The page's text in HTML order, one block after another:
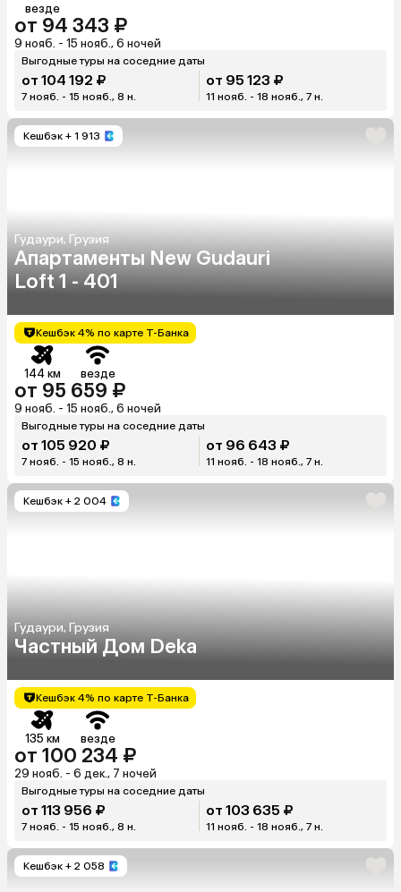
везде
от 94 343 ₽
9 нояб. - 15 нояб., 6 ночей
Выгодные туры на соседние даты
от 104 192 ₽
7 нояб. - 15 нояб., 8 н.
от 95 123 ₽
11 нояб. - 18 нояб., 7 н.
Кешбэк + 1 913
Гудаури, Грузия
Апартаменты New Gudauri
Loft 1 - 401
Кешбэк 4% по карте Т-Банка
144 км везде
от 95 659 ₽
9 нояб. - 15 нояб., 6 ночей
Выгодные туры на соседние даты
от 105 920 ₽
7 нояб. - 15 нояб., 8 н.
от 96 643 ₽
11 нояб. - 18 нояб., 7 н.
Кешбэк + 2 004
Гудаури, Грузия
Частный Дом Deka
Кешбэк 4% по карте Т-Банка
135 км везде
от 100 234 ₽
29 нояб. - 6 дек., 7 ночей
Выгодные туры на соседние даты
от 113 956 ₽
7 нояб. - 15 нояб., 8 н.
от 103 635 ₽
11 нояб. - 18 нояб., 7 н.
Кешбэк + 2 058